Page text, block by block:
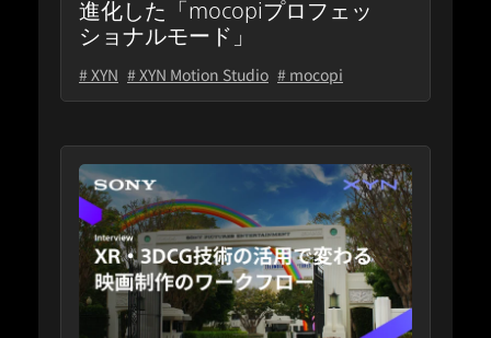
進化した「mocopiプロフェッ
ショナルモード」
# XYN # XYN Motion Studio # mocopi